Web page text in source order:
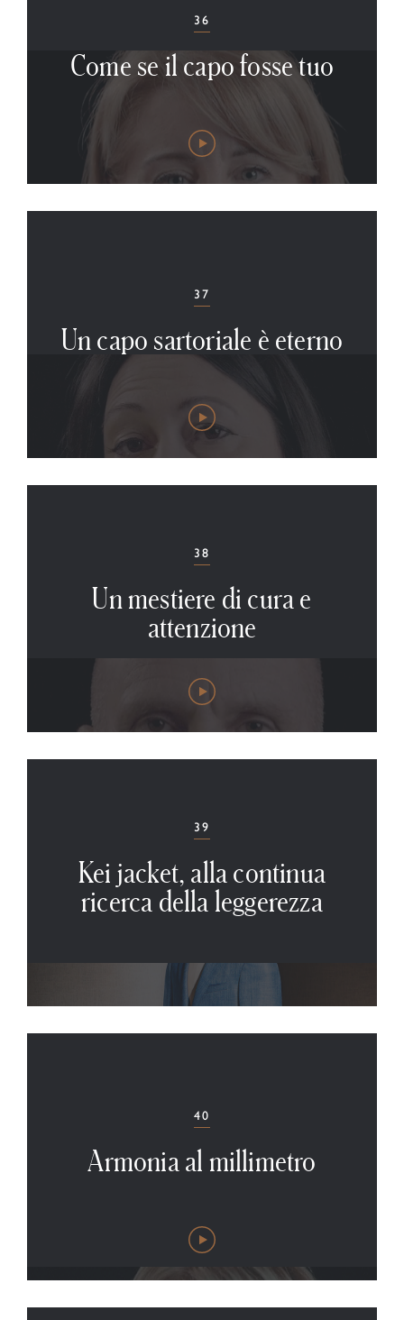
36
Come se il capo fosse tuo
37
Un capo sartoriale è eterno
38
Un mestiere di cura e
attenzione
39
Kei jacket, alla continua
ricerca della leggerezza
40
Armonia al millimetro